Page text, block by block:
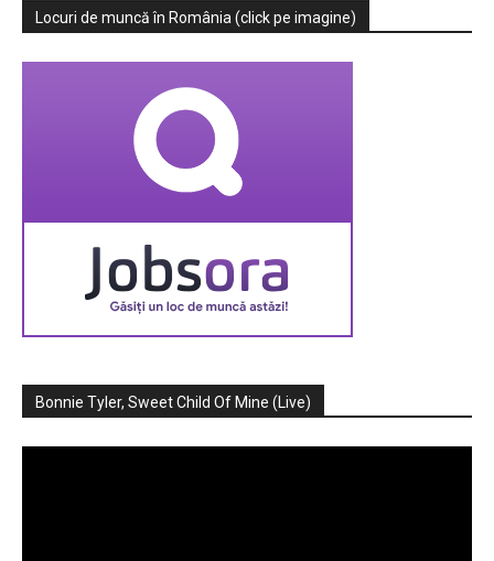
Locuri de muncă în România (click pe imagine)
Bonnie Tyler, Sweet Child Of Mine (Live)